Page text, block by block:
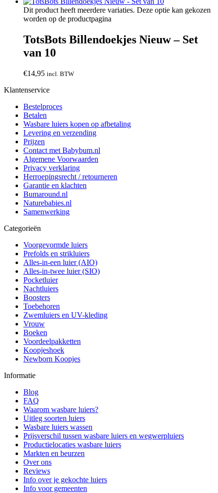
Dit product heeft meerdere variaties. Deze optie kan gekozen
worden op de productpagina
TotsBots Billendoekjes Nieuw – Set
van 10
€14,95 incl. BTW
Klantenservice
Bestelproces
Betalen
Wasbare luiers kopen op afbetaling
Levering en verzending
Prijzen
Contact met Babybum.nl
Algemene Voorwaarden
Privacy verklaring
Herroepingsrecht / retourneren
Garantie en klachten
Bumaround.nl
Naturebabies.nl
Samenwerking
Categorieën
Voorgevormde luiers
Prefolds en strikluiers
Alles-in-een luier (AIO)
Alles-in-twee luier (SIO)
Pocketluier
Nachtluiers
Boosters
Toebehoren
Zwemluiers en UV-kleding
Vrouw
Boeken
Voordeelpakketten
Koopjeshoek
Newborn Koopjes
Informatie
Blog
FAQ
Waarom wasbare luiers?
Uitleg soorten luiers
Wasbare luiers wassen
Prijsverschil tussen wasbare luiers en wegwerpluiers
Productielocaties wasbare luiers
Markten en beurzen
Over ons
Reviews
Info over je gekochte luiers
Info voor gemeenten